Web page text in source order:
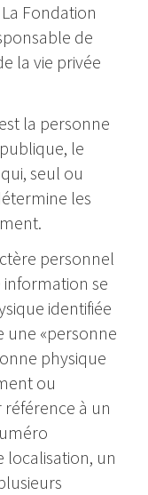
Fondation
de
la vie privée
la personne
le
seul ou
les
personnel
information se
identifiée
une «personne
physique
ou
à un
localisation, un